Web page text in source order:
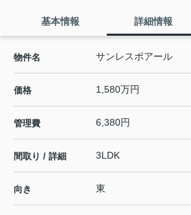
基本情報 詳細情報
物件名 サンレスポアール
価格 1,580万円
管理費 6,380円
間取り / 詳細 3LDK
向き 東